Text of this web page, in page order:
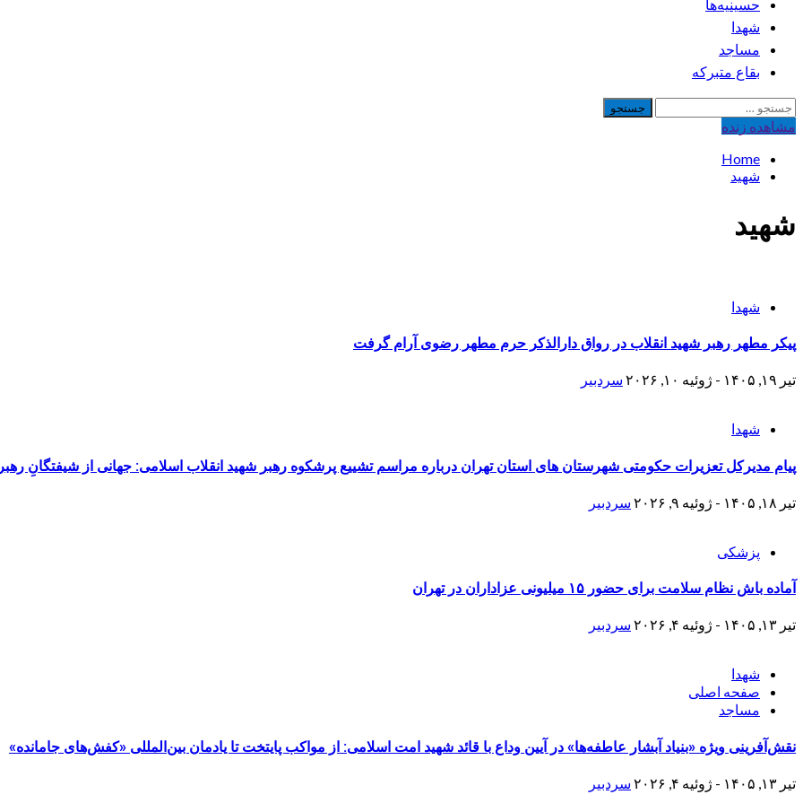
حسینیه‌ها
شهدا
مساجد
بقاع متبرکه
جستجو
برای:
مشاهده‌ زنده
Home
شهید
شهید
شهدا
پیکر مطهر رهبر شهید انقلاب در رواق دارالذکر حرم مطهر رضوی آرام گرفت
تیر ۱۹, ۱۴۰۵ - ژوئیه ۱۰, ۲۰۲۶ سردبیر
شهدا
پیام مدیرکل تعزیرات حکومتی شهرستان های استان تهران​ درباره مراسم تشییع پرشکوه رهبر شهید انقلاب اسلامی: جهانی از شیفتگانِ
تیر ۱۸, ۱۴۰۵ - ژوئیه ۹, ۲۰۲۶ سردبیر
پزشکی
آماده باش نظام سلامت برای حضور ۱۵ میلیونی عزاداران در تهران
تیر ۱۳, ۱۴۰۵ - ژوئیه ۴, ۲۰۲۶ سردبیر
شهدا
صفحه اصلی
مساجد
نقش‌آفرینی ویژه «بنیاد آبشار عاطفه‌ها» در آیین وداع با قائد شهید امت اسلامی: از مواکب پایتخت تا یادمان بین‌المللی «کفش‌های جامانده»
تیر ۱۳, ۱۴۰۵ - ژوئیه ۴, ۲۰۲۶ سردبیر